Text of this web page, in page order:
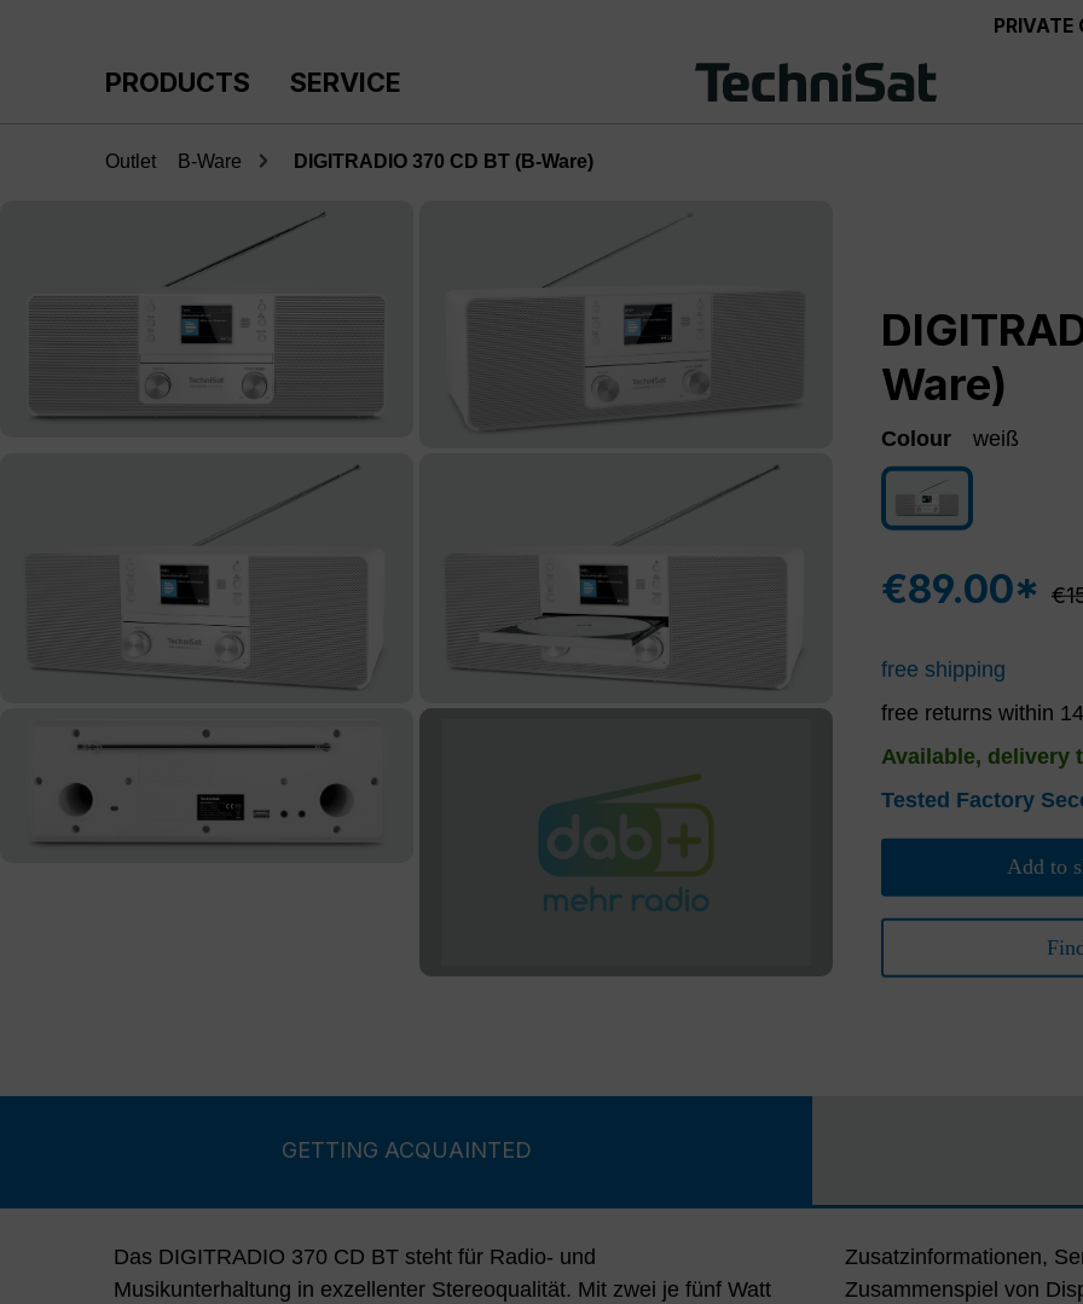
PRIVATE
PRODUCTS SERVICE
Outlet B-Ware DIGITRADIO 370 CD BT (B-Ware)
Ware)
Colour weiß
weiß
€89.00*
free shipping
free returns within
Available, delivery
Tested Factory
Add to
GETTING ACQUAINTED
Das DIGITRADIO 370 CD BT steht für Radio- und
Musikunterhaltung in exzellenter Stereoqualität. Mit zwei je fünf Watt
Zusatzinformationen, Sender- oder Titelnamen an. Das
Zusammenspiel von Display und den strukturierten Tasten sowie